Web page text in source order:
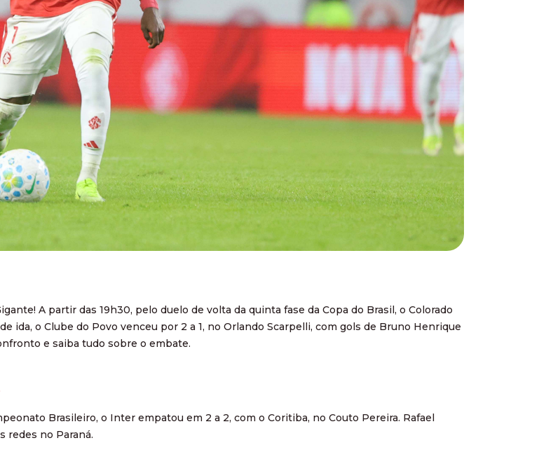
A partir das 19h30, pelo duelo de volta da quinta fase da Copa do Brasil, o Colorado
ida, o Clube do Povo venceu por 2 a 1, no Orlando Scarpelli, com gols de Bruno Henrique
e saiba tudo sobre o embate.
Brasileiro, o Inter empatou em 2 a 2, com o Coritiba, no Couto Pereira. Rafael
redes no Paraná.